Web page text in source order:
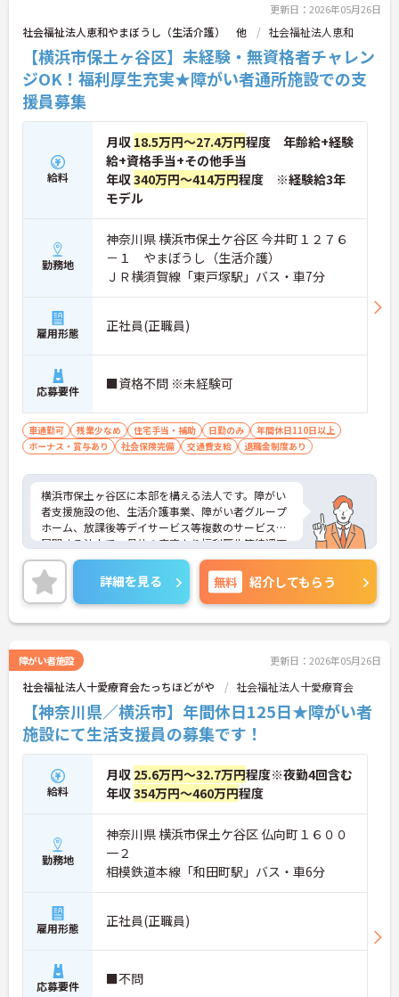
更新日：2026年05月26日
社会福祉法人恵和やまぼうし（生活介護） 他 社会福祉法人恵和
【横浜市保土ヶ谷区】未経験・無資格者チャレン
ジOK！福利厚生充実★障がい者通所施設での支
援員募集
給料
月収 18.5万円～27.4万円程度 年齢給+経験
給+資格手当+その他手当
年収340万円～414万円程度 ※経験給3年
モデル
勤務地
神奈川県 横浜市保土ケ谷区 今井町１２７６
－１ やまぼうし（生活介護）
ＪＲ横須賀線「東戸塚駅」バス・車7分
雇用形態 正社員(正職員)
応募要件 ■資格不問 ※未経験可
車通勤可 残業少なめ 住宅手当・補助 日勤のみ
年間休日110日以上
ボーナス・賞与あり
社会保険完備 交通費支給 退職金制度あり
横浜市保土ヶ谷区に本部を構える法人です。障がい
者支援施設の他、生活介護事業、障がい者グループ
ホーム、放課後等デイサービス等複数のサービスを
展開する法人で、母体の安定より福利厚生等待遇面
も魅力★介護系の資格や経験がない方もチャレンジ
いただけます。施設は笑顔の絶えない明るい雰囲気
で、幅広い年代の方が活躍されています。ご興味の
ある方には、面接対策ポイントなど、さらに詳細を
お話しいたしますのでお気軽にご相談ください！
詳細を見る 無料 紹介してもらう
障がい者施設 更新日：2026年05月26日
社会福祉法人十愛療育会たっちほどがや 社会福祉法人十愛療育会
【神奈川県／横浜市】年間休日125日★障がい者
施設にて生活支援員の募集です！
給料
月収 25.6万円～32.7万円程度※夜勤4回含む
年収354万円～460万円程度
勤務地
神奈川県 横浜市保土ケ谷区 仏向町１６００
一２
相模鉄道本線「和田町駅」バス・車6分
雇用形態 正社員(正職員)
応募要件 ■不問